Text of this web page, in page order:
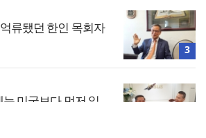
류됐던 한인 목회자
3
미국보다 먼저 일